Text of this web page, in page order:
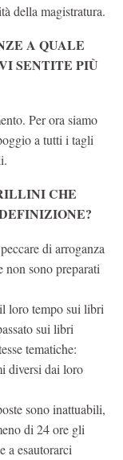
della magistratura.
A QUALE
SENTITE PIÙ
Per ora siamo
a tutti i tagli
CHE
di arroganza
sono preparati
loro tempo sui libri
sui libri
tematiche:
diversi dai loro
sono inattuabili,
di 24 ore gli
a esautorarci